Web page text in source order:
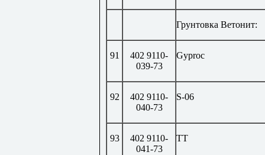
Грунтовка Ветонит:
91
402 9110-
039-73
Gyproc
92
402 9110-
040-73
S-06
93
402 9110-
041-73
ТТ